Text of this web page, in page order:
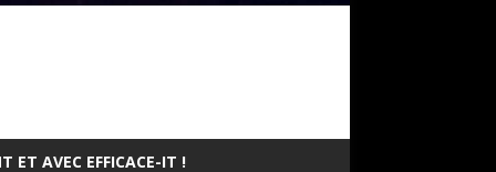
ET AVEC EFFICACE-IT !